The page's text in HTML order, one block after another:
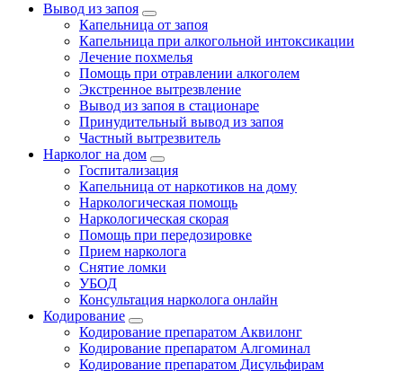
Вывод из запоя
Капельница от запоя
Капельница при алкогольной интоксикации
Лечение похмелья
Помощь при отравлении алкоголем
Экстренное вытрезвление
Вывод из запоя в стационаре
Принудительный вывод из запоя
Частный вытрезвитель
Нарколог на дом
Госпитализация
Капельница от наркотиков на дому
Наркологическая помощь
Наркологическая скорая
Помощь при передозировке
Прием нарколога
Снятие ломки
УБОД
Консультация нарколога онлайн
Кодирование
Кодирование препаратом Аквилонг
Кодирование препаратом Алгоминал
Кодирование препаратом Дисульфирам